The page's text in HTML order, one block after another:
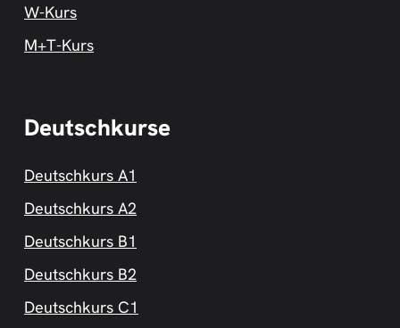
W-Kurs
M+T-Kurs
Deutschkurse
Deutschkurs A1
Deutschkurs A2
Deutschkurs B1
Deutschkurs B2
Deutschkurs C1